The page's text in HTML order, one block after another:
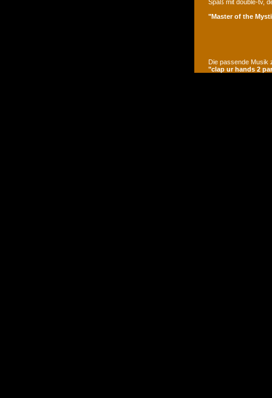
Spaß mit double-tv,
"Master of the
Die passende Musik
"clap ur hands 2